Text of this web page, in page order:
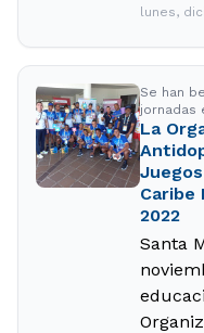
lunes,
Se han
jornadas
La
Caribe
2022
Santa